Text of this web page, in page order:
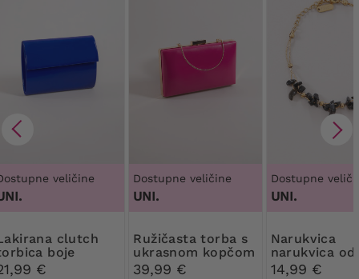
veličine
boje
€
Dostupne veličine
UNI.
Ružičasta torba s
ukrasnom kopčom
39,99 €
Dostupne
UNI.
narukvica
narukvica
perli
14,99 €